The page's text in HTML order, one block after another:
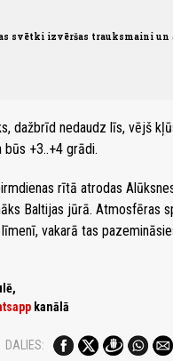
svētki izvēršas trauksmaini un
dažbrīd nedaudz līs, vējš
+3..+4 grādi.
rītā atrodas
Baltijas jūrā. Atmosfēras
vakarā tas
kanālā
DALIES: